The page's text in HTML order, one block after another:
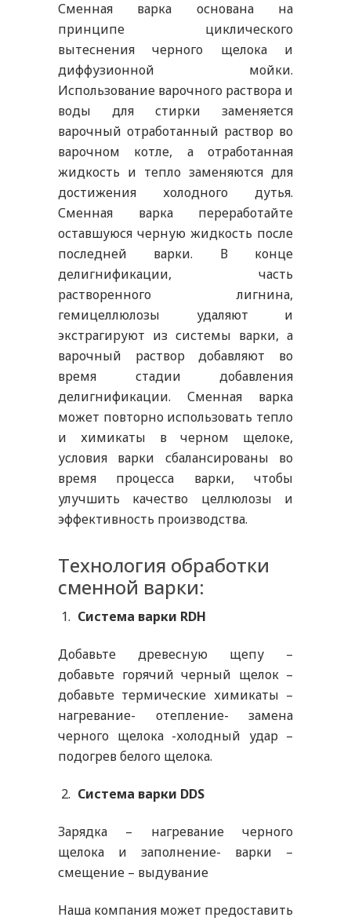
Сменная варка основана на
принципе циклического
вытеснения черного щелока и
диффузионной мойки.
Использование варочного раствора и
воды для стирки заменяется
варочный отработанный раствор во
варочном котле, а отработанная
жидкость и тепло заменяются для
достижения холодного дутья.
Сменная варка переработайте
оставшуюся черную жидкость после
последней варки. В конце
делигнификации, часть
растворенного лигнина,
гемицеллюлозы удаляют и
экстрагируют из системы варки, а
варочный раствор добавляют во
время стадии добавления
делигнификации. Сменная варка
может повторно использовать тепло
и химикаты в черном щелоке,
условия варки сбалансированы во
время процесса варки, чтобы
улучшить качество целлюлозы и
эффективность производства.
Технология обработки
сменной варки:
Система варки RDH
Добавьте древесную щепу –
добавьте горячий черный щелок –
добавьте термические химикаты –
нагревание- отепление- замена
черного щелока -холодный удар –
подогрев белого щелока.
Система варки DDS
Зарядка – нагревание черного
щелока и заполнение- варки –
смещение – выдувание
Наша компания может предоставить